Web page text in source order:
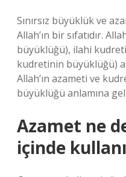
Sınırsız büyüklük ve
Allah’ın bir sıfatıdır.
büyüklüğü), ilahi
kudretinin büyüklüğü)
Allah’ın azameti ve
büyüklüğü anlamına
Azamet ne
içinde